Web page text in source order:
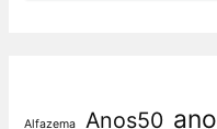
Alfazema Anos50